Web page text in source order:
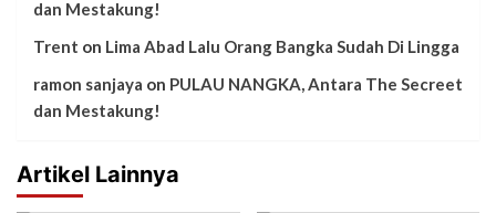
dan Mestakung!
Trent on Lima Abad Lalu Orang Bangka Sudah Di Lingga
ramon sanjaya on PULAU NANGKA, Antara The Secreet
dan Mestakung!
Artikel Lainnya